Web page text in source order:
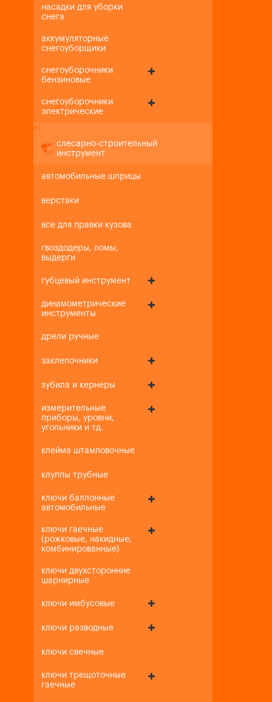
насадки для уборки
снега
аккумуляторные
снегоуборщики
снегоуборочники
бензиновые
снегоуборочники
электрические
+-
слесарно-строительный
инструмент
автомобильные шприцы
верстаки
все для правки кузова
гвоздодеры, ломы,
выдерги
губцевый инструмент
динамометрические
инструменты
дрели ручные
заклепочники
зубила и кернеры
измерительные
приборы, уровни,
угольники и тд.
клейма штамповочные
клуппы трубные
ключи баллонные
автомобильные
ключи гаечные
(рожковые, накидные,
комбинированные)
ключи двухсторонние
шарнирные
ключи имбусовые
ключи разводные
ключи свечные
ключи трещоточные
гаечные